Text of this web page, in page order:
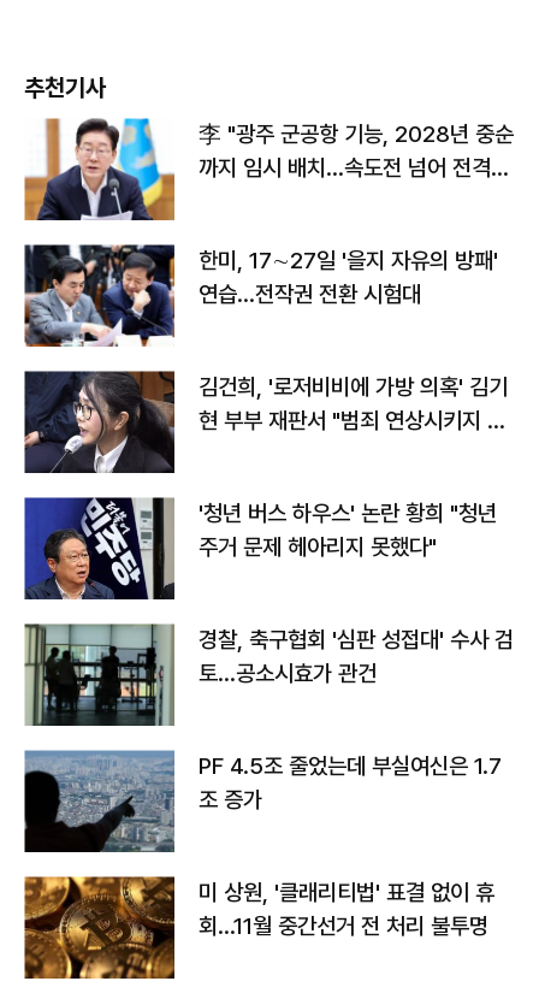
추천기사
李 "광주 군공항 기능, 2028년 중순
까지 임시 배치…속도전 넘어 전격
한미, 17∼27일 '을지 자유의 방패'
연습…전작권 전환 시험대
김건희, '로저비비에 가방 의혹' 김기
현 부부 재판서 "범죄 연상시키지 말
'청년 버스 하우스' 논란 황희 "청년
주거 문제 헤아리지 못했다"
경찰, 축구협회 '심판 성접대' 수사 검
토…공소시효가 관건
PF 4.5조 줄었는데 부실여신은 1.7
조 증가
미 상원, '클래리티법' 표결 없이 휴
회…11월 중간선거 전 처리 불투명